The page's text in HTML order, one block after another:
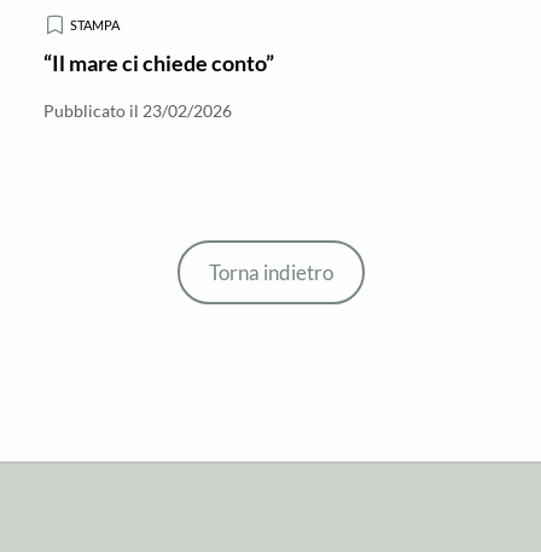
STAMPA
“Il mare ci chiede conto”
Pubblicato il 23/02/2026
Torna indietro